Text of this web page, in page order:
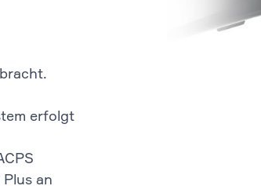
erfolgt
an